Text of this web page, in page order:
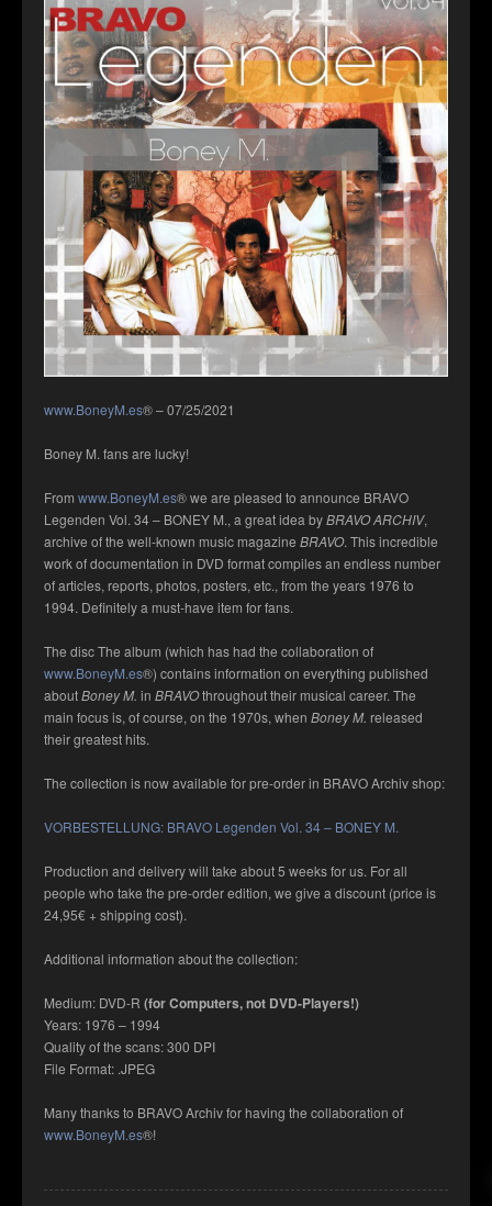
www.BoneyM.es® – 07/25/2021
Boney M. fans are lucky!
From www.BoneyM.es® we are pleased to announce BRAVO
Legenden Vol. 34 – BONEY M., a great idea byBRAVO ARCHIV,
archive of the well-known music magazine BRAVO. This incredible
work of documentation in DVD format compiles an endless number
of articles, reports, photos, posters, etc., from the years 1976 to
1994. Definitely a must-have item for fans.
The disc The album (which has had the collaboration of
www.BoneyM.es®) contains information on everything published
aboutBoney M. in BRAVOthroughout their musical career. The
main focus is, of course, on the 1970s, when Boney M. released
their greatest hits.
The collection is now available for pre-order in BRAVO Archiv shop:
VORBESTELLUNG: BRAVO Legenden Vol. 34 – BONEY M.
Production and delivery will take about 5 weeks for us. For all
people who take the pre-order edition, we give a discount (price is
24,95€ + shipping cost).
Additional information about the collection:
Medium: DVD-R (for Computers, not DVD-Players!)
Years: 1976 – 1994
Quality of the scans: 300 DPI
File Format: .JPEG
Many thanks to BRAVO Archiv for having the collaboration of
www.BoneyM.es®!